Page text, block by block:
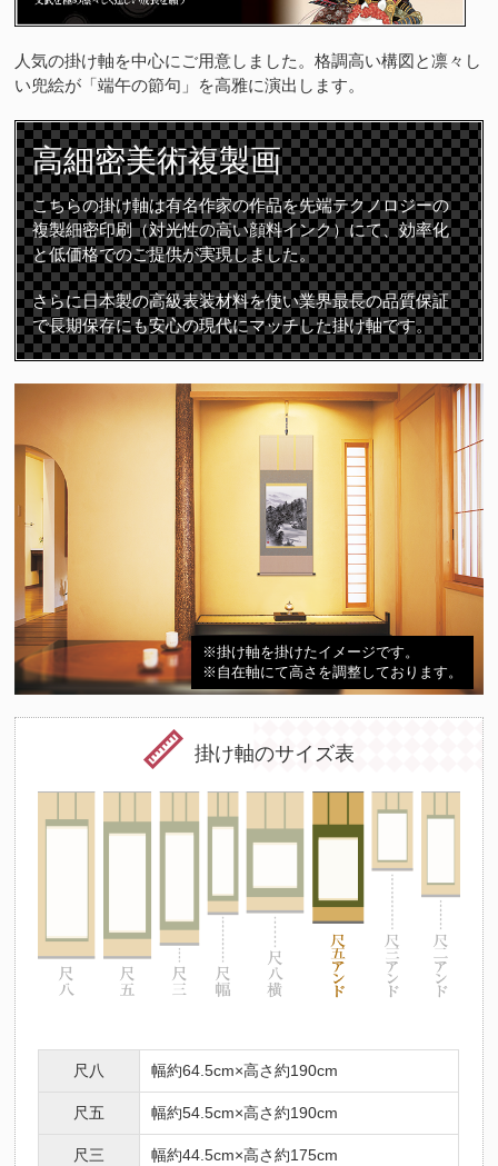
人気の掛け軸を中心にご用意しました。格調高い構図と凛々し
い兜絵が「端午の節句」を高雅に演出します。
高細密美術複製画
こちらの掛け軸は有名作家の作品を先端テクノロジーの
複製細密印刷（対光性の高い顔料インク）にて、効率化
と低価格でのご提供が実現しました。
さらに日本製の高級表装材料を使い業界最長の品質保証
で長期保存にも安心の現代にマッチした掛け軸です。
※掛け軸を掛けたイメージです。
※自在軸にて高さを調整しております。
掛け軸のサイズ表
尺八 幅約64.5cm×高さ約190cm
尺五 幅約54.5cm×高さ約190cm
尺三 幅約44.5cm×高さ約175cm